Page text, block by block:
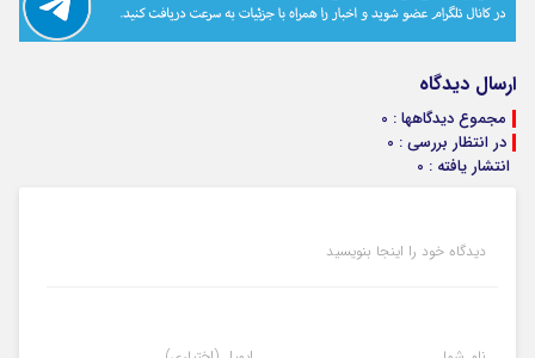
ارسال دیدگاه
مجموع دیدگاهها : 0
در انتظار بررسی : 0
انتشار یافته : 0
دیدگاه خود را اینجا بنویسید